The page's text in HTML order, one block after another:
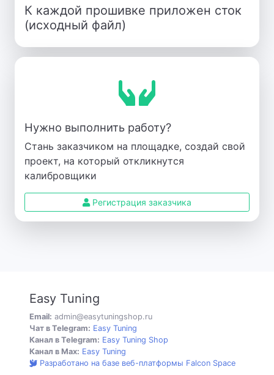
К каждой прошивке приложен сток
(исходный файл)
Нужно выполнить работу?
Стань заказчиком на площадке, создай свой
проект, на который откликнутся
калибровщики
Регистрация заказчика
Easy Tuning
Email: admin@easytuningshop.ru
Чат в Telegram: Easy Tuning
Канал в Telegram: Easy Tuning Shop
Канал в Max: Easy Tuning
Разработано на базе веб-платформы Falcon Space